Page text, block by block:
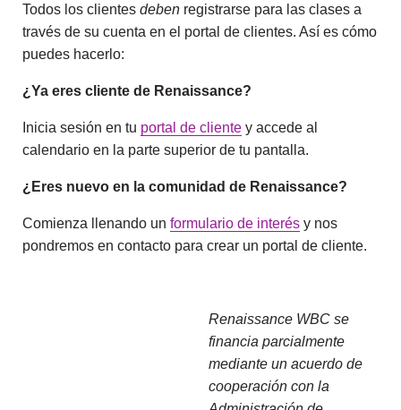
Todos los clientes deben registrarse para las clases a
través de su cuenta en el portal de clientes. Así es cómo
puedes hacerlo:
¿Ya eres cliente de Renaissance?
Inicia sesión en tu portal de cliente y accede al
calendario en la parte superior de tu pantalla.
¿Eres nuevo en la comunidad de Renaissance?
Comienza llenando un formulario de interés y nos
pondremos en contacto para crear un portal de cliente.
Renaissance WBC se
financia parcialmente
mediante un acuerdo de
cooperación con la